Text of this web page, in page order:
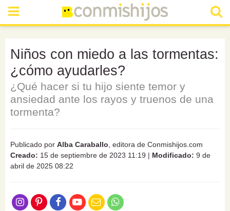
Niños con miedo a las tormentas:
¿cómo ayudarles?
¿Qué hacer si tu hijo siente temor y
ansiedad ante los rayos y truenos de una
tormenta?
Publicado por Alba Caraballo , editora de Conmishijos.com
Creado: 15 de septiembre de 2023 11:19 | Modificado: 9 de
abril de 2025 08:22